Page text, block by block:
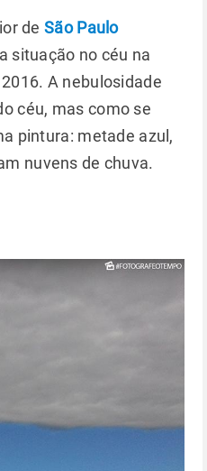
de São Paulo
situação no céu na
A nebulosidade
céu, mas como se
pintura: metade azul,
nuvens de chuva.